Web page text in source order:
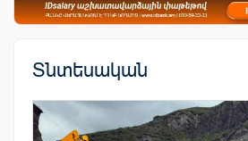
Տնտեսական